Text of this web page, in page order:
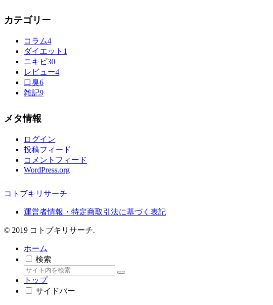
カテゴリー
コラム4
ダイエット 1
ニキビ30
レビュー4
口臭6
雑記9
メタ情報
ログイン
投稿フィード
コメントフィード
WordPress.org
コトブキリサーチ
運営者情報・特定商取引法に基づく表記
© 2019 コトブキリサーチ.
ホーム
検索
トップ
サイドバー